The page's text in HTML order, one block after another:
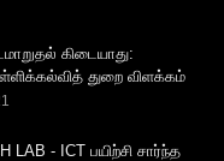
கிடையாது:
துறை விளக்கம்
LAB - ICT பயிற்சி சார்ந்த